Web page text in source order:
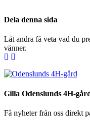
Dela denna sida
Låt andra få veta vad du
vänner.
Gilla Odenslunds 4H-
Få nyheter från oss direkt